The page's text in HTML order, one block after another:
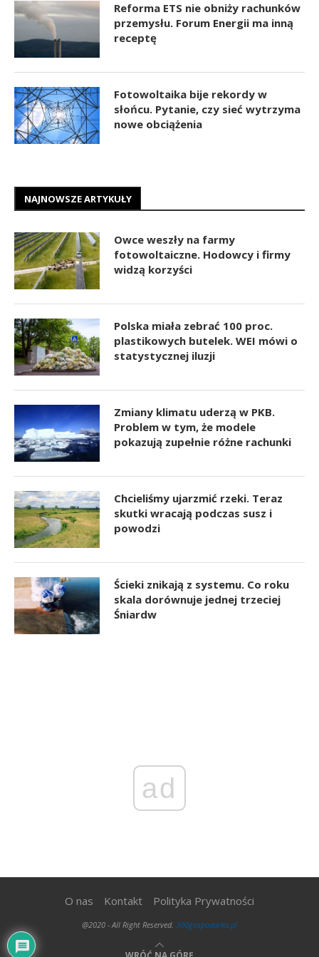
Reforma ETS nie obniży rachunków
przemysłu. Forum Energii ma inną
receptę
Fotowoltaika bije rekordy w
słońcu. Pytanie, czy sieć wytrzyma
nowe obciążenia
NAJNOWSZE ARTYKUŁY
Owce weszły na farmy
fotowoltaiczne. Hodowcy i firmy
widzą korzyści
Polska miała zebrać 100 proc.
plastikowych butelek. WEI mówi o
statystycznej iluzji
Zmiany klimatu uderzą w PKB.
Problem w tym, że modele
pokazują zupełnie różne rachunki
Chcieliśmy ujarzmić rzeki. Teraz
skutki wracają podczas susz i
powodzi
Ścieki znikają z systemu. Co roku
skala dorównuje jednej trzeciej
Śniardw
ad
O nas Kontakt Polityka Prywatności
@2020 - All Right Reserved. 300gospodarka.pl